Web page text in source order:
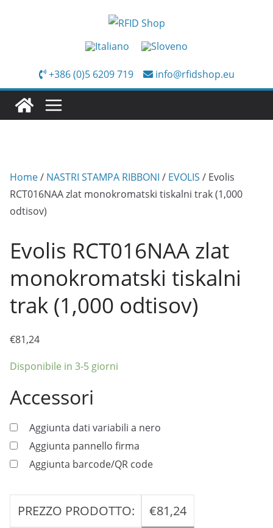
+386 (0)5 6209 719 info@rfidshop.eu
Home/ NASTRI STAMPA RIBBONI / EVOLIS / Evolis
RCT016NAA zlat monokromatski tiskalni trak (1,000
odtisov)
Evolis RCT016NAA zlat
monokromatski tiskalni
trak (1,000 odtisov)
€81,24
Disponibile in 3-5 giorni
Accessori
Aggiunta dati variabili a nero
Aggiunta pannello firma
Aggiunta barcode/QR code
PREZZO PRODOTTO: €81,24